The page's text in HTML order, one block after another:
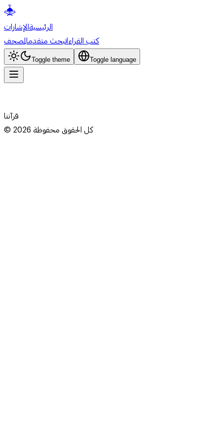
الرئيسيةالإشارات
كتب القراءاتبحث متقدمالمصحف
Toggle theme Toggle language
قرآننا
© 2026كل الحقوق محفوظة